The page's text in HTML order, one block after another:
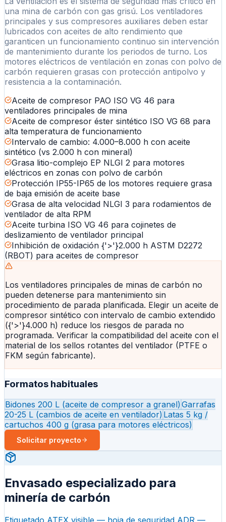
una mina de carbón con gas grisú. Los ventiladores
principales y sus compresores auxiliares deben estar
lubricados con aceites de alto rendimiento que
garanticen un funcionamiento continuo sin intervención
de mantenimiento durante los periodos de turno. Los
motores eléctricos de ventilación en zonas con polvo de
carbón requieren grasas con protección antipolvo y
resistencia a la contaminación.
Aceite de compresor PAO ISO VG 46 para
ventiladores principales de mina
Aceite de compresor éster sintético ISO VG 68 para
alta temperatura de funcionamiento
Intervalo de cambio: 4.000–8.000 h con aceite
sintético (vs 2.000 h con mineral)
Grasa litio-complejo EP NLGI 2 para motores
eléctricos en zonas con polvo de carbón
Protección IP55-IP65 de los motores requiere grasa
de baja emisión de aceite base
Grasa de alta velocidad NLGI 3 para rodamientos de
ventilador de alta RPM
Aceite turbina ISO VG 46 para cojinetes de
deslizamiento de ventilador principal
Inhibición de oxidación {'>'}2.000 h ASTM D2272
(RBOT) para aceites de compresor
Los ventiladores principales de minas de carbón no
pueden detenerse para mantenimiento sin
procedimiento de parada planificada. Elegir un aceite de
compresor sintético con intervalo de cambio extendido
({'>'}4.000 h) reduce los riesgos de parada no
programada. Verificar la compatibilidad del aceite con el
material de los sellos rotantes del ventilador (PTFE o
FKM según fabricante).
Formatos habituales
Bidones 200 L (aceite de compresor a granel)Garrafas
20-25 L (cambios de aceite en ventilador) Latas 5 kg /
cartuchos 400 g (grasa para motores eléctricos)
Solicitar proyecto
Envasado especializado para
minería de carbón
Etiquetado ATEX visible — hoja de seguridad ADR —